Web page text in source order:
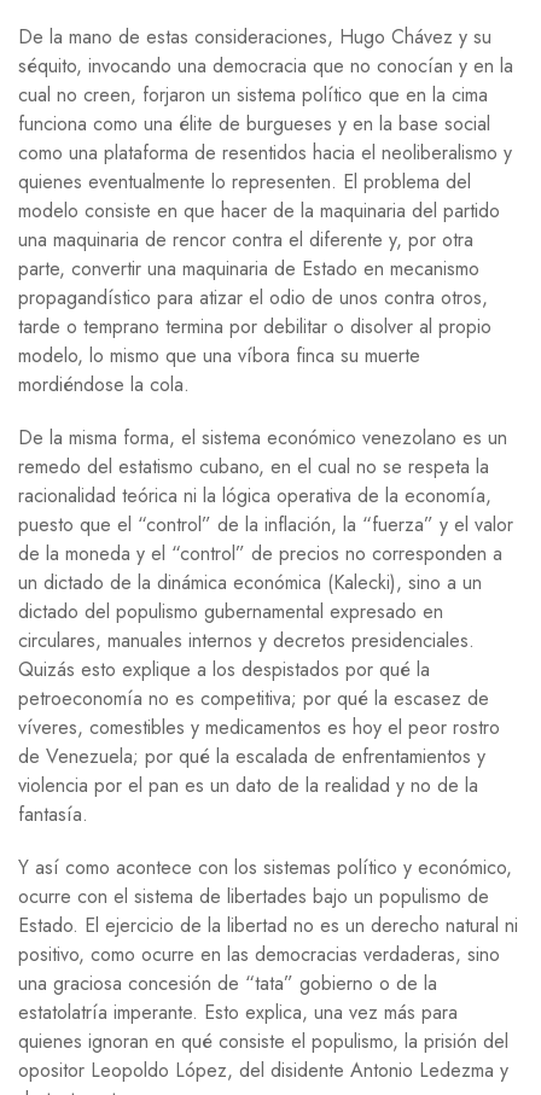
De la mano de estas consideraciones, Hugo Chávez y su
séquito, invocando una democracia que no conocían y en la
cual no creen, forjaron un sistema político que en la cima
funciona como una élite de burgueses y en la base social
como una plataforma de resentidos hacia el neoliberalismo y
quienes eventualmente lo representen. El problema del
modelo consiste en que hacer de la maquinaria del partido
una maquinaria de rencor contra el diferente y, por otra
parte, convertir una maquinaria de Estado en mecanismo
propagandístico para atizar el odio de unos contra otros,
tarde o temprano termina por debilitar o disolver al propio
modelo, lo mismo que una víbora finca su muerte
mordiéndose la cola.
De la misma forma, el sistema económico venezolano es un
remedo del estatismo cubano, en el cual no se respeta la
racionalidad teórica ni la lógica operativa de la economía,
puesto que el “control” de la inflación, la “fuerza” y el valor
de la moneda y el “control” de precios no corresponden a
un dictado de la dinámica económica (Kalecki), sino a un
dictado del populismo gubernamental expresado en
circulares, manuales internos y decretos presidenciales.
Quizás esto explique a los despistados por qué la
petroeconomía no es competitiva; por qué la escasez de
víveres, comestibles y medicamentos es hoy el peor rostro
de Venezuela; por qué la escalada de enfrentamientos y
violencia por el pan es un dato de la realidad y no de la
fantasía.
Y así como acontece con los sistemas político y económico,
ocurre con el sistema de libertades bajo un populismo de
Estado. El ejercicio de la libertad no es un derecho natural ni
positivo, como ocurre en las democracias verdaderas, sino
una graciosa concesión de “tata” gobierno o de la
estatolatría imperante. Esto explica, una vez más para
quienes ignoran en qué consiste el populismo, la prisión del
opositor Leopoldo López, del disidente Antonio Ledezma y